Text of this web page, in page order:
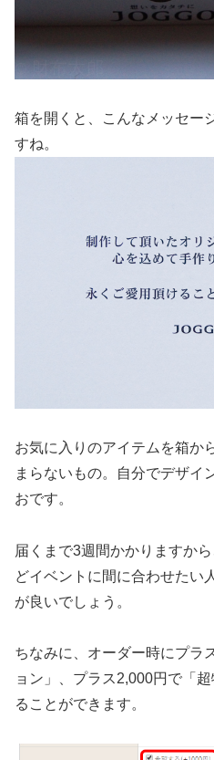
箱を開くと、こんなメッセー
すね。
お気に入りのアイテムを箱か
まらないもの。自分でデザイ
おです。
届くまで3週間かかりますか
どイベントに間に合わせたい
が良いでしょう。
ちなみに、オーダー時にプラ
ョン」、プラス2,000円で「
ることができます。